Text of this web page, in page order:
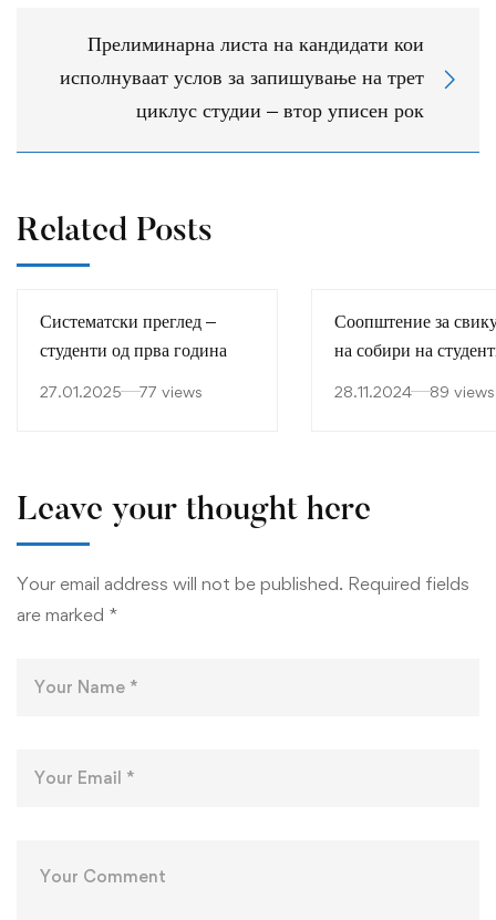
ТМФПрелиминарна листа на кандидати кои
исполнуваат услов за запишување на трет
циклус студии – втор уписен рок
Related Posts
Систематски преглед –
студенти од прва година
27.01.2025 77 views
Соопштение за
на собири на
28.11.2024 89 views
Leave your thought here
Your email address will not be published. Required fields
are marked *